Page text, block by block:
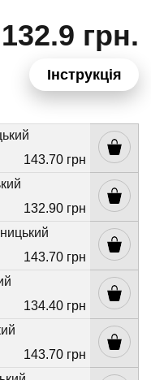
132.9 грн.
Інструкція
143.70 грн
132.90 грн
143.70 грн
134.40 грн
143.70 грн